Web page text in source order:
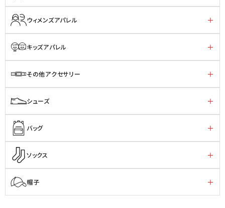
ウィメンズアパレル
キッズアパレル
その他アクセサリー
シューズ
バッグ
ソックス
帽子